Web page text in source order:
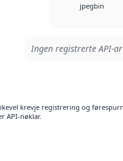
jpegbin
Ingen registrerte API-
krevje registrering og
API-nøklar.